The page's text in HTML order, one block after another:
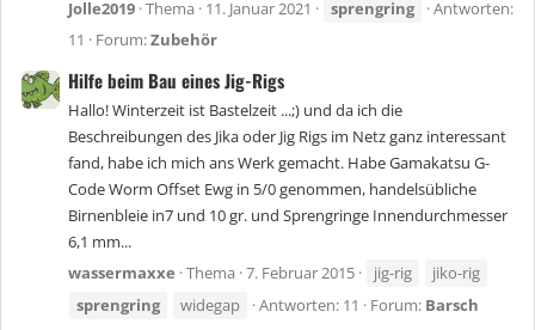
Jolle2019 Thema 11. Januar 2021 sprengring
Antworten:
11
Forum:Zubehör
Hilfe beim Bau eines Jig-Rigs
Hallo! Winterzeit ist Bastelzeit ...;) und da ich die
Beschreibungen des Jika oder Jig Rigs im Netz ganz interessant
fand, habe ich mich ans Werk gemacht. Habe Gamakatsu G-
Code Worm Offset Ewg in 5/0 genommen, handelsübliche
Birnenbleie in7 und 10 gr. und Sprengringe Innendurchmesser
6,1 mm...
wassermaxxe Thema 7. Februar 2015 jig-rig
jiko-rig
sprengring
widegap Antworten: 11 Forum: Barsch